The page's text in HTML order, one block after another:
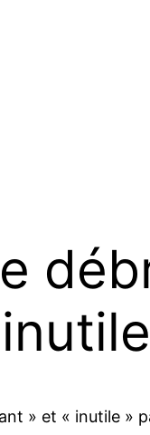
» et « inutile »